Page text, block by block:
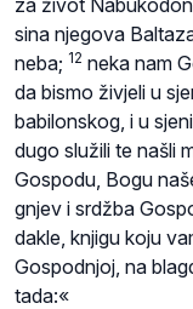
sina njegova
neba; 12 neka nam
da bismo živjeli u
babilonskog, i u
dugo služili te našli
Gospodu, Bogu
gnjev i srdžba
dakle, knjigu koju
Gospodnjoj, na
tada:«